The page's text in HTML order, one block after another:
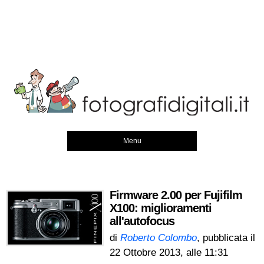
Menu
Firmware 2.00 per Fujifilm
X100: miglioramenti
all'autofocus
di Roberto Colombo, pubblicata il
22 Ottobre 2013, alle 11:31